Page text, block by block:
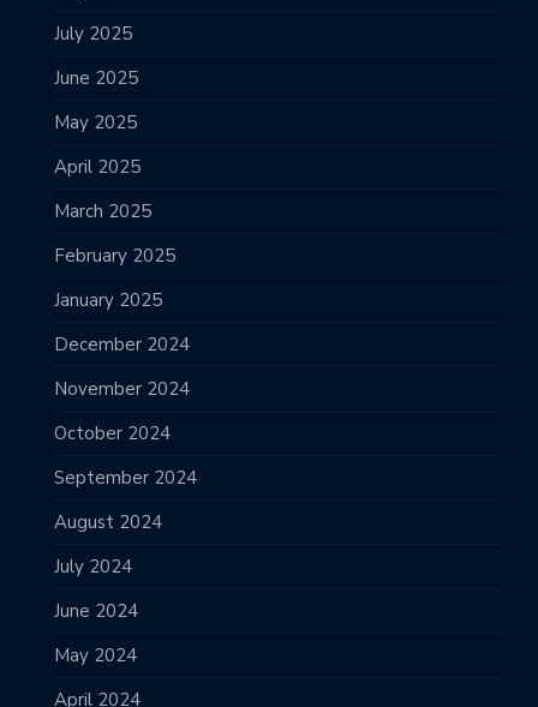
July 2025
June 2025
May 2025
April 2025
March 2025
February 2025
January 2025
December 2024
November 2024
October 2024
September 2024
August 2024
July 2024
June 2024
May 2024
April 2024